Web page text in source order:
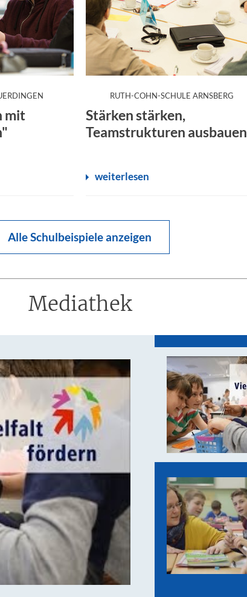
:
mit
RUTH-COHN-SCHULE ARNSBERG
Stärken stärken,
Teamstrukturen ausbauen
weiterlesen
Alle Schulbeispiele anzeigen
Mediathek